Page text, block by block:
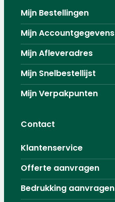
Mijn Bestellingen
Mijn Accountgegevens
Mijn Afleveradres
Mijn Snelbestellijst
Mijn Verpakpunten
Contact
Klantenservice
Offerte aanvragen
Bedrukking aanvragen